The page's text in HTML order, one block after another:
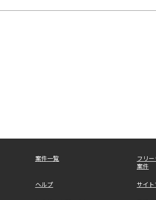
案件一覧
フリ
案件
ヘルプ サイ